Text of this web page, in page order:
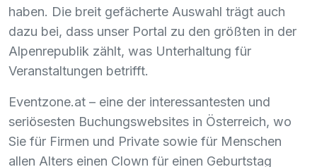
haben. Die breit gefächerte Auswahl trägt auch
dazu bei, dass unser Portal zu den größten in der
Alpenrepublik zählt, was Unterhaltung für
Veranstaltungen betrifft.
Eventzone.at – eine der interessantesten und
seriösesten Buchungswebsites in Österreich, wo
Sie für Firmen und Private sowie für Menschen
allen Alters einen Clown für einen Geburtstag